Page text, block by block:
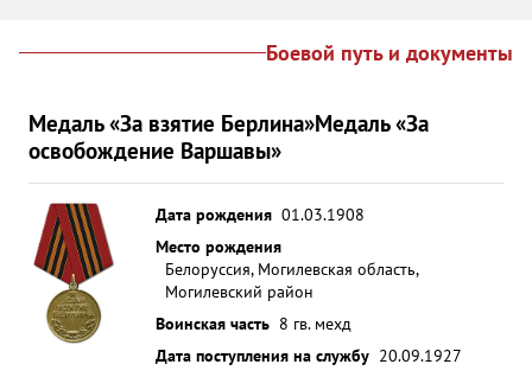
Боевой путь и документы
Медаль «За взятие Берлина»Медаль «За
освобождение Варшавы»
Дата рождения 01.03.1908
Место рождения
Белоруссия, Могилевская область,
Могилевский район
Воинская часть 8 гв. мехд
Дата поступления на службу 20.09.1927